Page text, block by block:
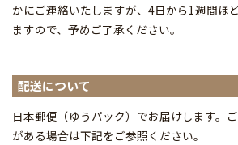
かにご連絡いたしますが、4日から1週間ほ
ますので、予めご了承ください。
配送について
日本郵便（ゆうパック）でお届けします。
がある場合は下記をご参照ください。